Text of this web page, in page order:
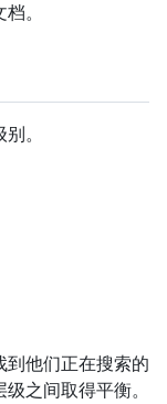
。
。
到他们正在搜索的
之间取得平衡。